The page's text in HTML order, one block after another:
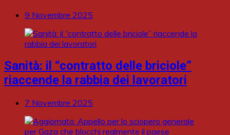
9 Novembre 2025
Sanità: il “contratto delle briciole”
riaccende la rabbia dei lavoratori
7 Novembre 2025